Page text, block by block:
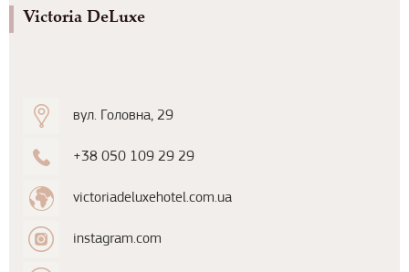
Victoria DeLuxe
вул. Головна, 29
+38 050 109 29 29
victoriadeluxehotel.com.ua
instagram.com